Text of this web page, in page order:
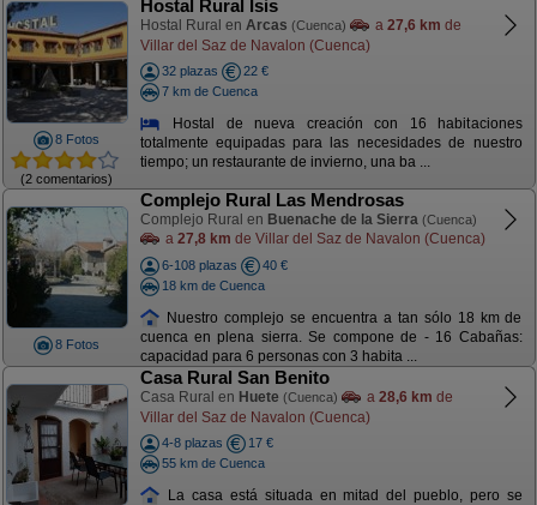
8 Fotos
(2 comentarios)
Hostal Rural Isis
Hostal Rural en Arcas (Cuenca) a 27,6 km de
Villar del Saz de Navalon (Cuenca)
32 plazas
22 €
7 km de Cuenca
Hostal de nueva creación con 16 habitaciones
totalmente equipadas para las necesidades de nuestro
tiempo; un restaurante de invierno, una ba ...
8 Fotos
Complejo Rural Las Mendrosas
Complejo Rural en Buenache de la Sierra (Cuenca)
a 27,8 km de Villar del Saz de Navalon (Cuenca)
6-108 plazas
40 €
18 km de Cuenca
Nuestro complejo se encuentra a tan sólo 18 km de
cuenca en plena sierra. Se compone de - 16 Cabañas:
capacidad para 6 personas con 3 habita ...
Casa Rural San Benito
Casa Rural en Huete (Cuenca) a 28,6 km de
Villar del Saz de Navalon (Cuenca)
4-8 plazas
17 €
55 km de Cuenca
La casa está situada en mitad del pueblo, pero se